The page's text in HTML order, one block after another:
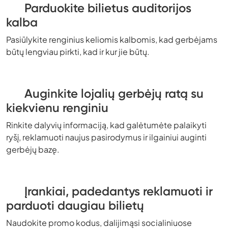
Parduokite bilietus auditorijos
kalba
Pasiūlykite renginius keliomis kalbomis, kad gerbėjams
būtų lengviau pirkti, kad ir kur jie būtų.
Auginkite lojalių gerbėjų ratą su
kiekvienu renginiu
Rinkite dalyvių informaciją, kad galėtumėte palaikyti
ryšį, reklamuoti naujus pasirodymus ir ilgainiui auginti
gerbėjų bazę.
Įrankiai, padedantys reklamuoti ir
parduoti daugiau bilietų
Naudokite promo kodus, dalijimąsi socialiniuose